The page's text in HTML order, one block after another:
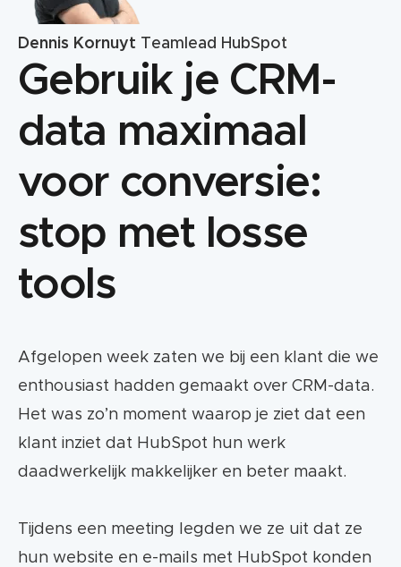
Dennis Kornuyt Teamlead HubSpot
Gebruik je CRM-
data maximaal
voor conversie:
stop met losse
tools
Afgelopen week zaten we bij een klant die we
enthousiast hadden gemaakt over CRM-data.
Het was zo’n moment waarop je ziet dat een
klant inziet dat HubSpot hun werk
daadwerkelijk makkelijker en beter maakt.
Tijdens een meeting legden we ze uit dat ze
hun website en e-mails met HubSpot konden